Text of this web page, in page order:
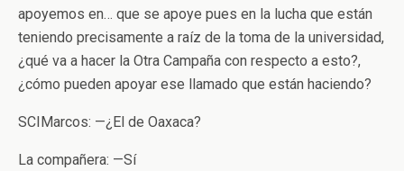
apoyemos en… que se apoye pues en la lucha que están
teniendo precisamente a raíz de la toma de la universidad,
¿qué va a hacer la Otra Campaña con respecto a esto?,
¿cómo pueden apoyar ese llamado que están haciendo?
SCIMarcos: —¿El de Oaxaca?
La compañera: —Sí